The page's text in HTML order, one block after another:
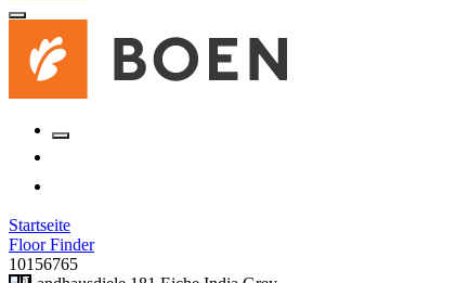
Startseite
Floor Finder
10156765